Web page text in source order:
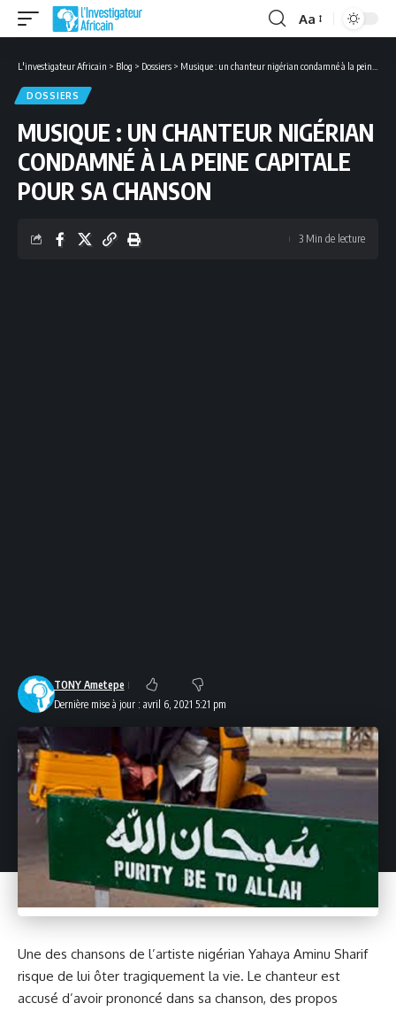
Font
Aa
L'investigateur Africain > Blog > Dossiers > Musique : un chanteur nigérian condamné à la peine capitale pour sa chanson
DOSSIERS
MUSIQUE : UN CHANTEUR NIGÉRIAN
CONDAMNÉ À LA PEINE CAPITALE
POUR SA CHANSON
Dernière mise à jour : avril 6, 2021 5:21 pm
TONY Ametepe
3 Min de lecture
Une des chansons de l’artiste nigérian Yahaya Aminu Sharif
risque de lui ôter tragiquement la vie. Le chanteur est
accusé d’avoir prononcé dans sa chanson, des propos